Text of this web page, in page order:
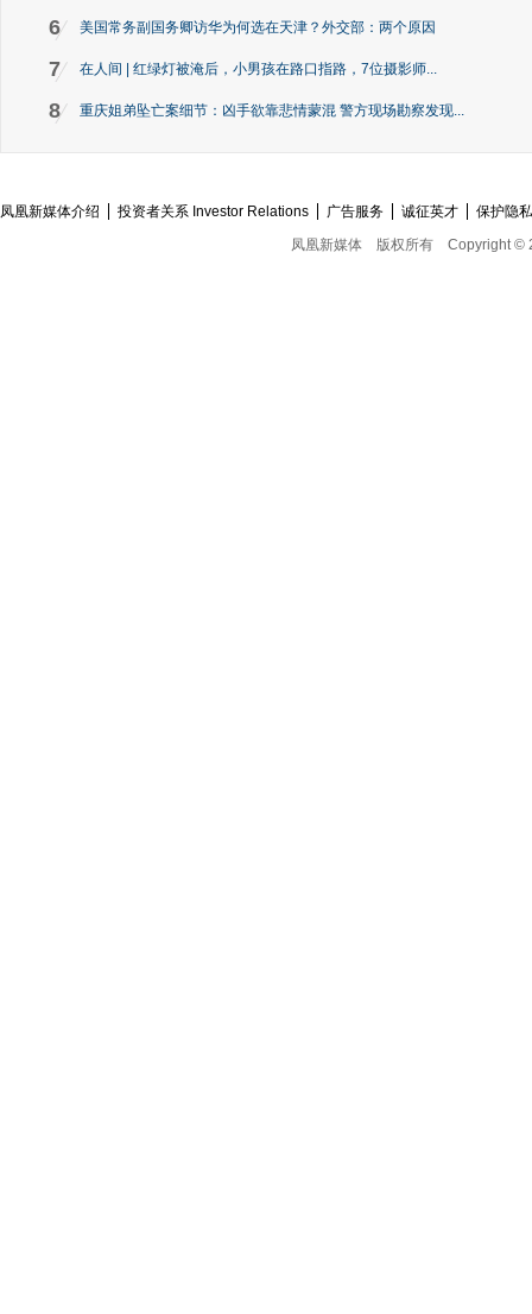
6 美国常务副国务卿访华为何选在天津？外交部：两个原因
7 在人间 | 红绿灯被淹后，小男孩在路口指路，7位摄影师...
8 重庆姐弟坠亡案细节：凶手欲靠悲情蒙混 警方现场勘察发现...
凤凰新媒体介绍 投资者关系 Investor Relations 广告服务 诚征英才
保护隐
凤凰新媒体
版权所有 Copyright ©